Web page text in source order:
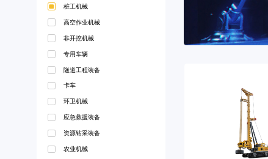
桩工机械
高空作业机械
非开挖机械
专用车辆
隧道工程装备
卡车
环卫机械
应急救援装备
资源钻采装备
农业机械